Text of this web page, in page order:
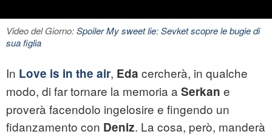
Video del Giorno:Spoiler My sweet lie: Sevket scopre le bugie di
sua figlia
In Love is in the air, Eda cercherà, in qualche
modo, di far tornare la memoria a Serkan e
proverà facendolo ingelosire e fingendo un
fidanzamento con Deniz. La cosa, però, manderà